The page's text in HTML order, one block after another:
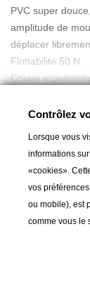
PVC super
amplitude de
déplacer
Flottabilité 50 N
Coupe
Tour de poitrine:
Contrôlez
Lorsque vous
informations
«cookies».
vos
ou mobile), est
comme vous le